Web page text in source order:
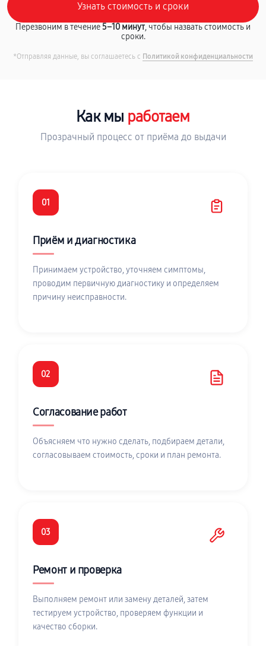
Перезвоним в течение5–10 минут, чтобы назвать стоимость и
сроки.
*Отправляя данные, вы соглашаетесь с Политикой конфиденциальности
Как мы работаем
Прозрачный процесс от приёма до выдачи
01
Приём и диагностика
Принимаем устройство, уточняем симптомы,
проводим первичную диагностику и определяем
причину неисправности.
02
Согласование работ
Объясняем что нужно сделать, подбираем детали,
согласовываем стоимость, сроки и план ремонта.
03
Ремонт и проверка
Выполняем ремонт или замену деталей, затем
тестируем устройство, проверяем функции и
качество сборки.